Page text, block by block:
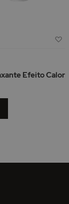
Efeito Calor